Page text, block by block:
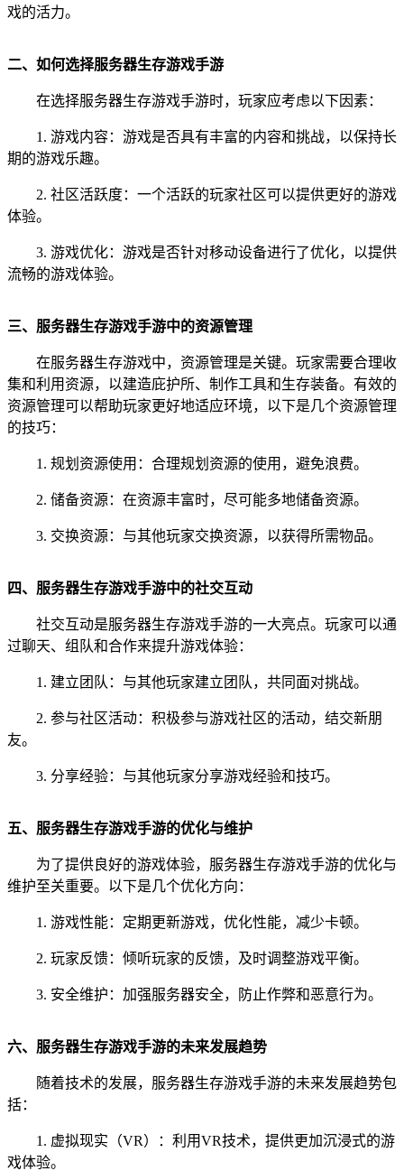
戏的活力。
二、如何选择服务器生存游戏手游
在选择服务器生存游戏手游时，玩家应考虑以下因素：
1. 游戏内容：游戏是否具有丰富的内容和挑战，以保持长
期的游戏乐趣。
2. 社区活跃度：一个活跃的玩家社区可以提供更好的游戏
体验。
3. 游戏优化：游戏是否针对移动设备进行了优化，以提供
流畅的游戏体验。
三、服务器生存游戏手游中的资源管理
在服务器生存游戏中，资源管理是关键。玩家需要合理收
集和利用资源，以建造庇护所、制作工具和生存装备。有效的
资源管理可以帮助玩家更好地适应环境，以下是几个资源管理
的技巧：
1. 规划资源使用：合理规划资源的使用，避免浪费。
2. 储备资源：在资源丰富时，尽可能多地储备资源。
3. 交换资源：与其他玩家交换资源，以获得所需物品。
四、服务器生存游戏手游中的社交互动
社交互动是服务器生存游戏手游的一大亮点。玩家可以通
过聊天、组队和合作来提升游戏体验：
1. 建立团队：与其他玩家建立团队，共同面对挑战。
2. 参与社区活动：积极参与游戏社区的活动，结交新朋
友。
3. 分享经验：与其他玩家分享游戏经验和技巧。
五、服务器生存游戏手游的优化与维护
为了提供良好的游戏体验，服务器生存游戏手游的优化与
维护至关重要。以下是几个优化方向：
1. 游戏性能：定期更新游戏，优化性能，减少卡顿。
2. 玩家反馈：倾听玩家的反馈，及时调整游戏平衡。
3. 安全维护：加强服务器安全，防止作弊和恶意行为。
六、服务器生存游戏手游的未来发展趋势
随着技术的发展，服务器生存游戏手游的未来发展趋势包
括：
1. 虚拟现实（VR）：利用VR技术，提供更加沉浸式的游
戏体验。